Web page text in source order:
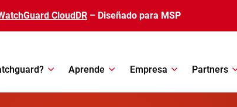
CloudDR – Diseñado para MSP
Aprende Empresa Partners